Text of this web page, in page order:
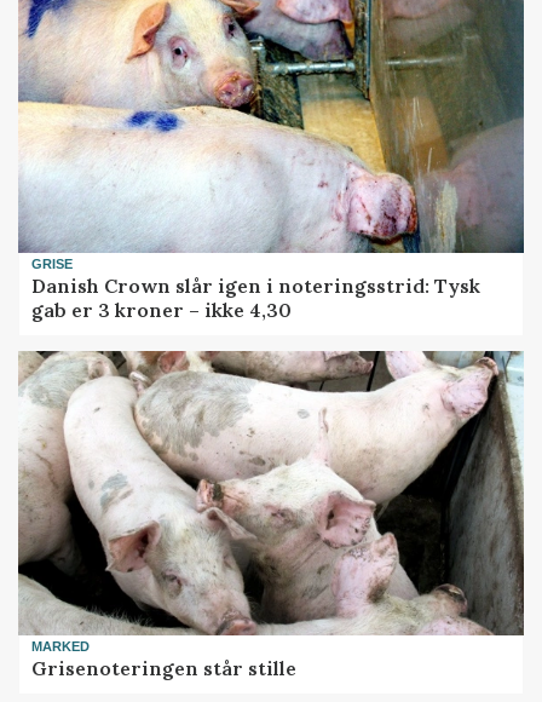
GRISE
Danish Crown slår igen i noteringsstrid: Tysk
gab er 3 kroner – ikke 4,30
MARKED
Grisenoteringen står stille